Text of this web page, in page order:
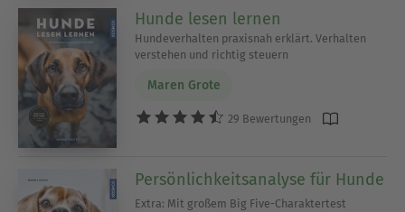
Hunde lesen lernen
Hundeverhalten praxisnah erklärt. Verhalten
verstehen und richtig steuern
Maren Grote
29 Bewertungen
Persönlichkeitsanalyse für Hunde
Extra: Mit großem Big Five-Charaktertest